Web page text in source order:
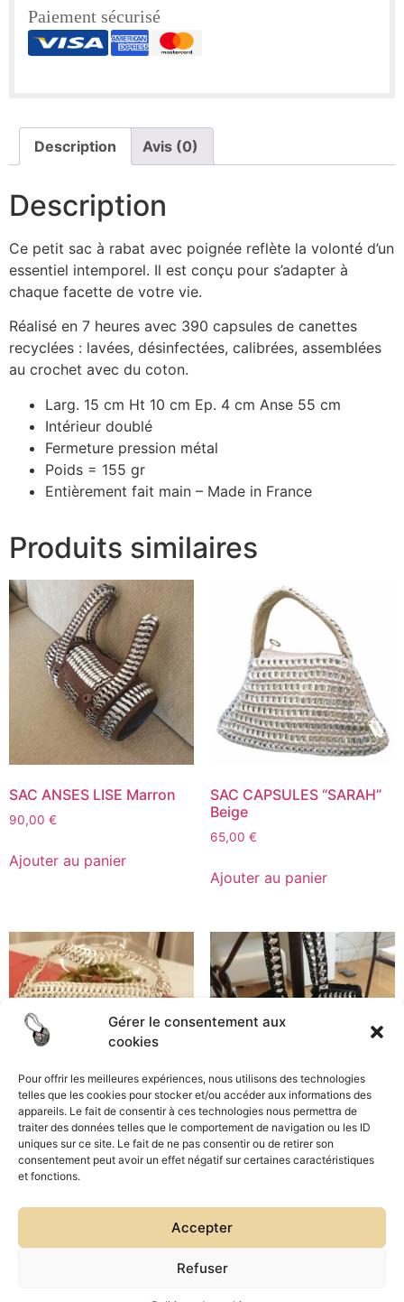
Gérer le consentement aux
cookies
Pour offrir les meilleures expériences, nous utilisons des technologies
telles que les cookies pour stocker et/ou accéder aux informations des
appareils. Le fait de consentir à ces technologies nous permettra de
traiter des données telles que le comportement de navigation ou les ID
uniques sur ce site. Le fait de ne pas consentir ou de retirer son
consentement peut avoir un effet négatif sur certaines caractéristiques
et fonctions.
Accepter
Refuser
Paiement sécurisé
Description Avis (0)
Description
Ce petit sac à rabat avec poignée reflète la volonté d’un
essentiel intemporel. Il est conçu pour s’adapter à
chaque facette de votre vie.
Réalisé en 7 heures avec 390 capsules de canettes
recyclées : lavées, désinfectées, calibrées, assemblées
au crochet avec du coton.
Larg. 15 cm Ht 10 cm Ep. 4 cm Anse 55 cm
Intérieur doublé
Fermeture pression métal
Poids = 155 gr
Entièrement fait main – Made in France
Produits similaires
SAC ANSES LISE Marron
90,00 €
Ajouter au panier
SAC CAPSULES “SARAH”
Beige
65,00 €
Ajouter au panier
SAC ELA Blanc
80,00€
Ajouter au panier
SAC CAPSULES LUCIE
Noir
Ajouter au panier